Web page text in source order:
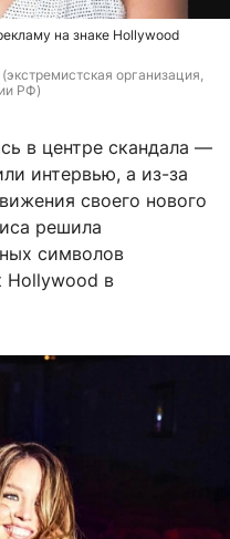
на знаке Hollywood
организация,
РФ)
в центре скандала —
интервью, а из-за
своего нового
решила
символов
Hollywood в